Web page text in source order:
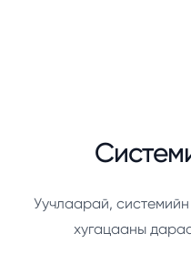
Уучлаарай,
хугацааны